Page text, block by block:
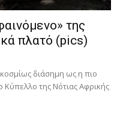
της
πλατό (pics)
διάσημη ως η πιο
της Νότιας Αφρικής